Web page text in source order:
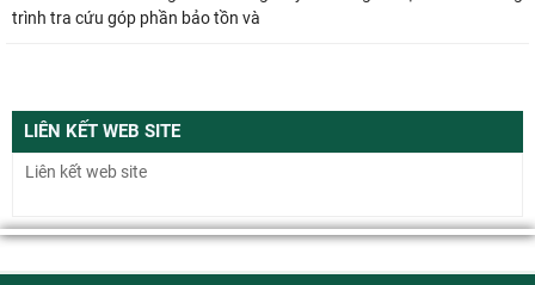
trình tra cứu góp phần bảo tồn và
LIÊN KẾT WEB SITE